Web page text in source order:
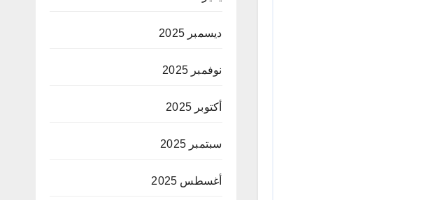
ديسمبر 2025
نوفمبر 2025
أكتوبر 2025
سبتمبر 2025
أغسطس 2025